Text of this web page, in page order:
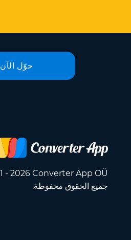
حوّل الآن
جميع الحقوق محفوظة.